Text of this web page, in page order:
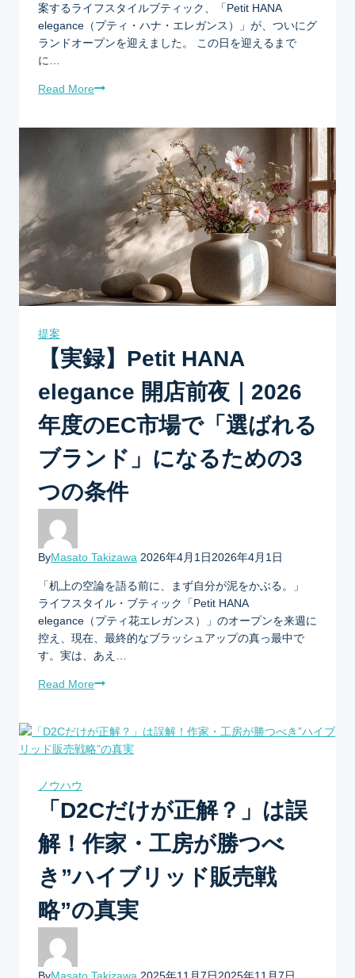
案するライフスタイルブティック、「Petit HANA
elegance（プティ・ハナ・エレガンス）」が、ついにグ
ランドオープンを迎えました。 この日を迎えるまで
に…
Read More
提案
【実録】Petit HANA
elegance 開店前夜｜2026
年度のEC市場で「選ばれる
ブランド」になるための3
つの条件
ByMasato Takizawa 2026年4月1日2026年4月1日
「机上の空論を語る前に、まず自分が泥をかぶる。」
ライフスタイル・ブティック「Petit HANA
elegance（プティ花エレガンス）」のオープンを来週に
控え、現在、最終的なブラッシュアップの真っ最中で
す。実は、あえ…
Read More
ノウハウ
「D2Cだけが正解？」は誤
解！作家・工房が勝つべ
き”ハイブリッド販売戦
略”の真実
ByMasato Takizawa 2025年11月7日2025年11月7日